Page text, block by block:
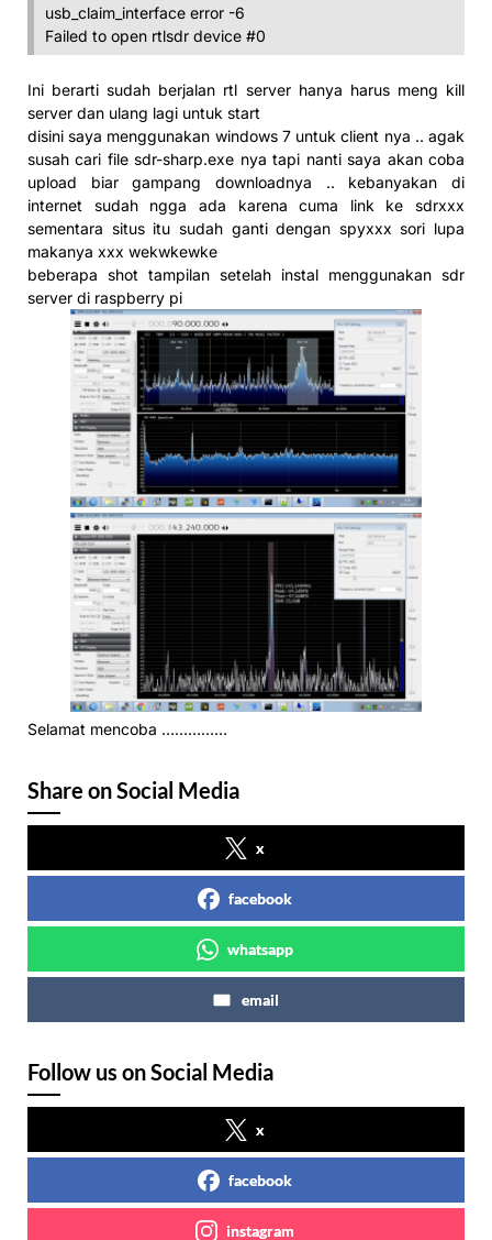
usb_claim_interface error -6
Failed to open rtlsdr device #0
Ini berarti sudah berjalan rtl server hanya harus meng kill
server dan ulang lagi untuk start
disini saya menggunakan windows 7 untuk client nya .. agak
susah cari file sdr-sharp.exe nya tapi nanti saya akan coba
upload biar gampang downloadnya .. kebanyakan di
internet sudah ngga ada karena cuma link ke sdrxxx
sementara situs itu sudah ganti dengan spyxxx sori lupa
makanya xxx wekwkewke
beberapa shot tampilan setelah instal menggunakan sdr
server di raspberry pi
Selamat mencoba ……………
Share on Social Media
x
facebook
whatsapp
email
Follow us on Social Media
x
facebook
instagram